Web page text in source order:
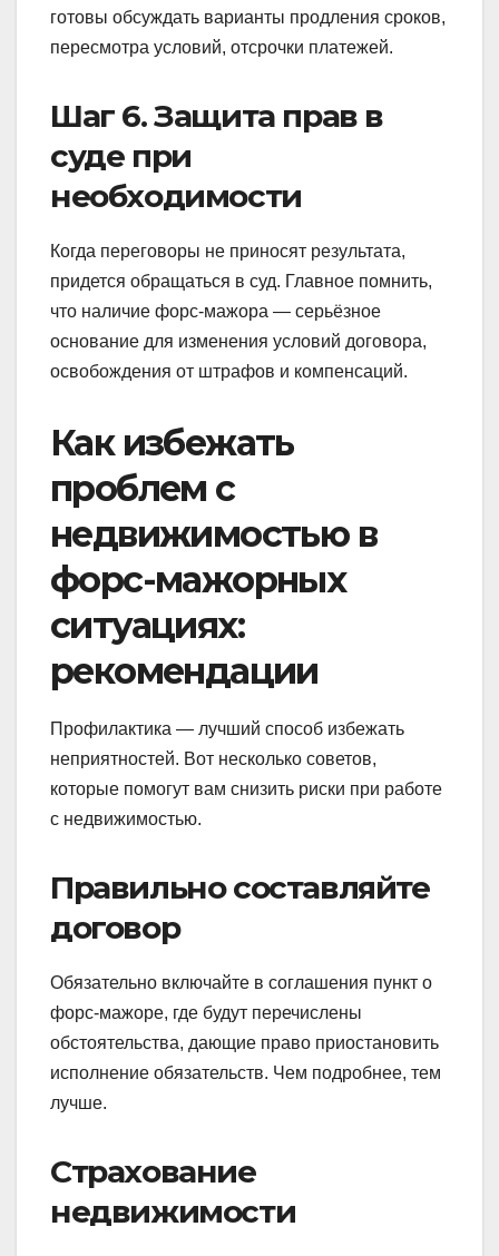
готовы обсуждать варианты продления сроков,
пересмотра условий, отсрочки платежей.
Шаг 6. Защита прав в
суде при
необходимости
Когда переговоры не приносят результата,
придется обращаться в суд. Главное помнить,
что наличие форс-мажора — серьёзное
основание для изменения условий договора,
освобождения от штрафов и компенсаций.
Как избежать
проблем с
недвижимостью в
форс-мажорных
ситуациях:
рекомендации
Профилактика — лучший способ избежать
неприятностей. Вот несколько советов,
которые помогут вам снизить риски при работе
с недвижимостью.
Правильно составляйте
договор
Обязательно включайте в соглашения пункт о
форс-мажоре, где будут перечислены
обстоятельства, дающие право приостановить
исполнение обязательств. Чем подробнее, тем
лучше.
Страхование
недвижимости